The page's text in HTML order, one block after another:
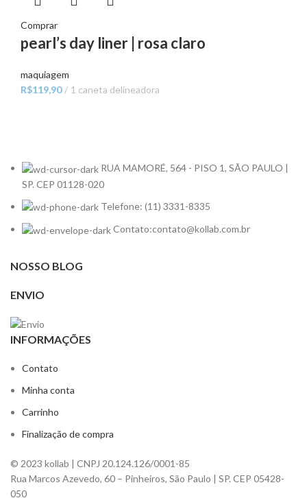
Comprar
pearl’s day liner | rosa claro
maquiagem
R$119,90 1 caneta delineadora
RUA MAMORÉ, 564 - PISO 1, SÃO PAULO |
SP. CEP 01128-020
Telefone: (11) 3331-8335
Contato:contato@kollab.com.br
NOSSO BLOG
ENVIO
INFORMAÇÕES
Contato
Minha conta
Carrinho
Finalização de compra
© 2023 kollab | CNPJ 20.124.126/0001-85
Rua Marcos Azevedo, 60 – Pinheiros, São Paulo | SP. CEP 05428-
050